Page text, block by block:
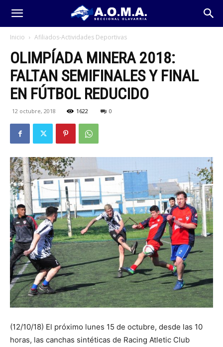
Inicio Afiliados-Actividades Deportivas
OLIMPÍADA MINERA 2018:
FALTAN SEMIFINALES Y FINAL
EN FÚTBOL REDUCIDO
12 octubre, 2018 1622 0
(12/10/18) El próximo lunes 15 de octubre, desde las 10
horas, las canchas sintéticas de Racing Atletic Club